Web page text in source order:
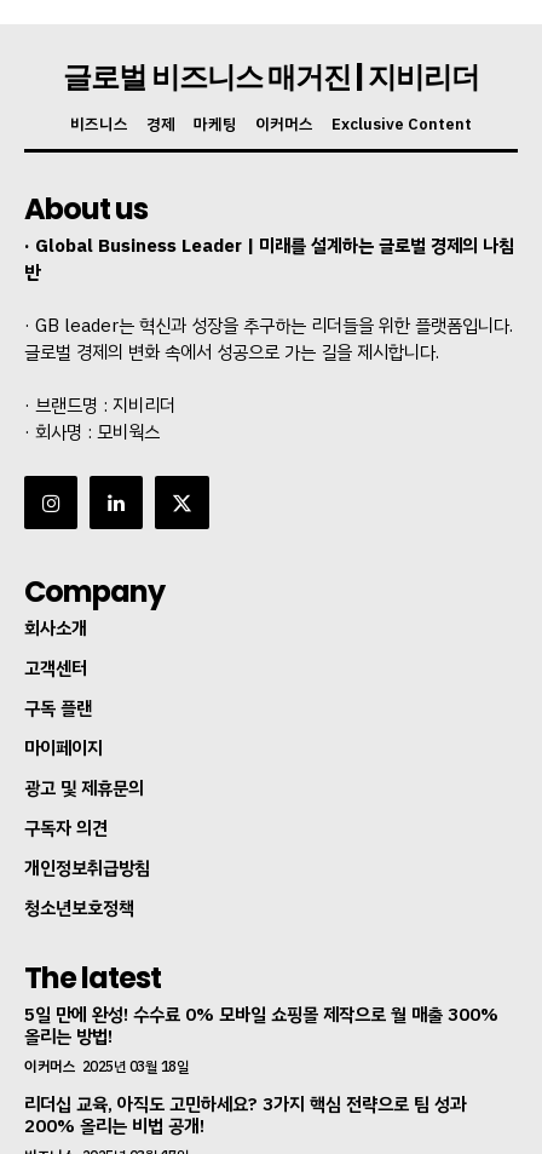
글로벌 비즈니스 매거진 | 지비리더
비즈니스 경제 마케팅 이커머스 Exclusive Content
About us
· Global Business Leader | 미래를 설계하는 글로벌 경제의 나침
반
· GB leader는 혁신과 성장을 추구하는 리더들을 위한 플랫폼입니다.
글로벌 경제의 변화 속에서 성공으로 가는 길을 제시합니다.
· 브랜드명 : 지비리더
· 회사명 : 모비웍스
Company
회사소개
고객센터
구독 플랜
마이페이지
광고 및 제휴문의
구독자 의견
개인정보취급방침
청소년보호정책
The latest
5일 만에 완성! 수수료 0% 모바일 쇼핑몰 제작으로 월 매출 300%
올리는 방법!
이커머스 2025년 03월 18일
리더십 교육, 아직도 고민하세요? 3가지 핵심 전략으로 팀 성과
200% 올리는 비법 공개!